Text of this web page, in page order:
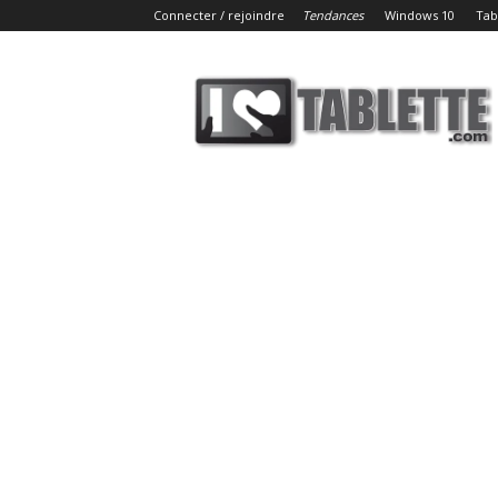
Connecter / rejoindre Tendances Windows 10